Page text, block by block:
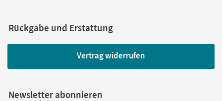
Rückgabe und Erstattung
Vertrag widerrufen
Newsletter abonnieren